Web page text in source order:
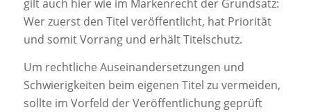
gilt auch hier wie im Markenrecht der Grundsatz:
Wer zuerst den Titel veröffentlicht, hat Priorität
und somit Vorrang und erhält Titelschutz.
Um rechtliche Auseinandersetzungen und
Schwierigkeiten beim eigenen Titel zu vermeiden,
sollte im Vorfeld der Veröffentlichung geprüft